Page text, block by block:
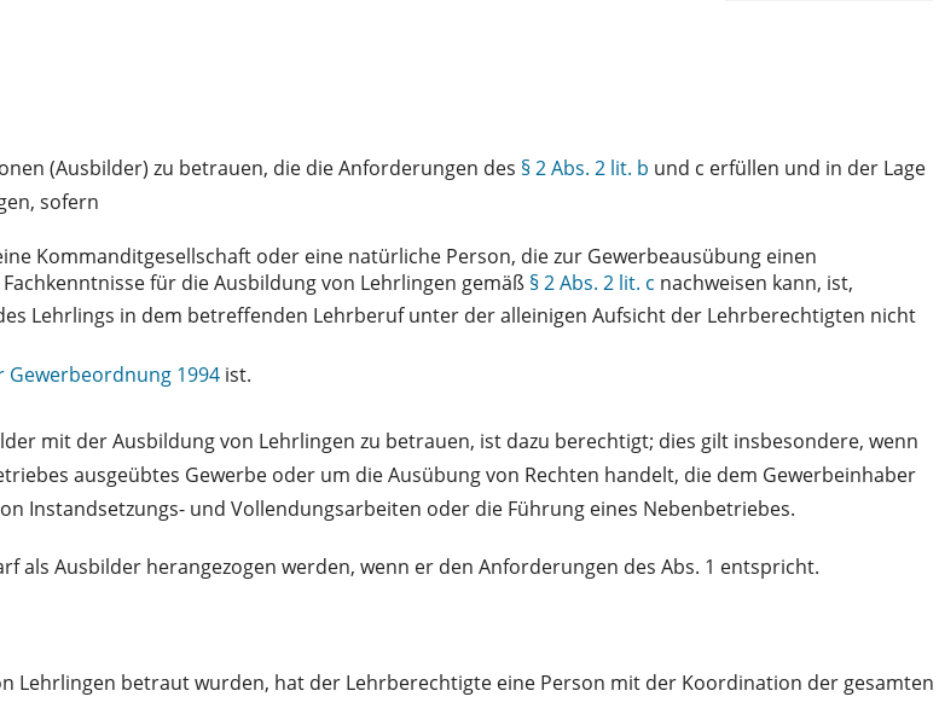
(Ausbilder) zu betrauen, die die Anforderungen des § 2 Abs. 2 lit. b und c erfüllen und in der Lage
sofern
Kommanditgesellschaft oder eine natürliche Person, die zur Gewerbeausübung einen
für die Ausbildung von Lehrlingen gemäß § 2 Abs. 2 lit. c nachweisen kann, ist,
Lehrlings in dem betreffenden Lehrberuf unter der alleinigen Aufsicht der Lehrberechtigten nicht
Gewerbeordnung 1994 ist.
mit der Ausbildung von Lehrlingen zu betrauen, ist dazu berechtigt; dies gilt insbesondere, wenn
ausgeübtes Gewerbe oder um die Ausübung von Rechten handelt, die dem Gewerbeinhaber
Instandsetzungs- und Vollendungsarbeiten oder die Führung eines Nebenbetriebes.
Ausbilder herangezogen werden, wenn er den Anforderungen des Abs. 1 entspricht.
betraut wurden, hat der Lehrberechtigte eine Person mit der Koordination der gesamten